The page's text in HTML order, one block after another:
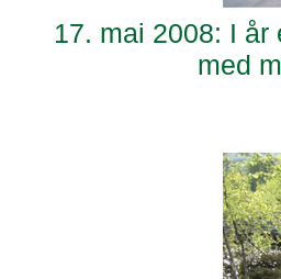
17. mai 2008: I
med